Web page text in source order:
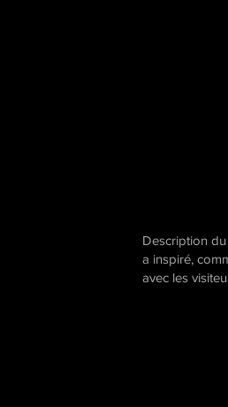
Description
a inspiré,
avec les